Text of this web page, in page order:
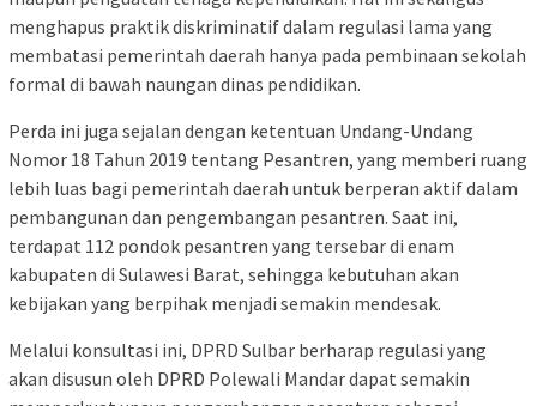
menghapus praktik diskriminatif dalam regulasi lama yang
membatasi pemerintah daerah hanya pada pembinaan sekolah
formal di bawah naungan dinas pendidikan.
Perda ini juga sejalan dengan ketentuan Undang-Undang
Nomor 18 Tahun 2019 tentang Pesantren, yang memberi ruang
lebih luas bagi pemerintah daerah untuk berperan aktif dalam
pembangunan dan pengembangan pesantren. Saat ini,
terdapat 112 pondok pesantren yang tersebar di enam
kabupaten di Sulawesi Barat, sehingga kebutuhan akan
kebijakan yang berpihak menjadi semakin mendesak.
Melalui konsultasi ini, DPRD Sulbar berharap regulasi yang
akan disusun oleh DPRD Polewali Mandar dapat semakin